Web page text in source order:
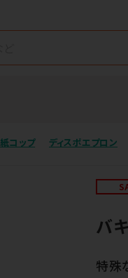
紙コップ ディスポエプロン
バ
特殊